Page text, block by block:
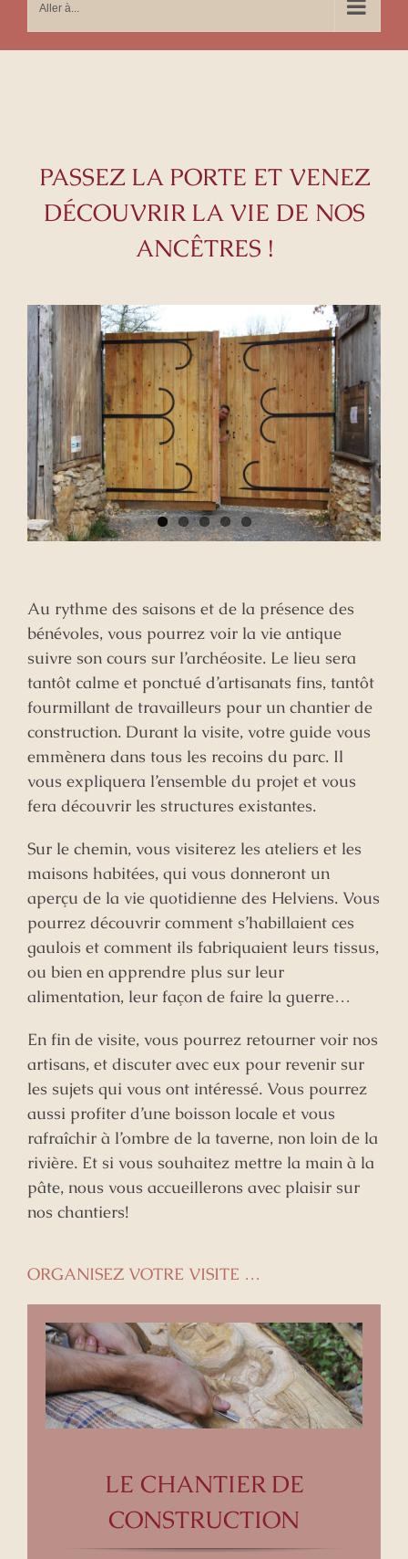
Aller à...
PASSEZ LA PORTE ET VENEZ
DÉCOUVRIR LA VIE DE NOS
ANCÊTRES !
Au rythme des saisons et de la présence des
bénévoles, vous pourrez voir la vie antique
suivre son cours sur l’archéosite. Le lieu sera
tantôt calme et ponctué d’artisanats fins, tantôt
fourmillant de travailleurs pour un chantier de
construction. Durant la visite, votre guide vous
emmènera dans tous les recoins du parc. Il
vous expliquera l’ensemble du projet et vous
fera découvrir les structures existantes.
Sur le chemin, vous visiterez les ateliers et les
maisons habitées, qui vous donneront un
aperçu de la vie quotidienne des Helviens. Vous
pourrez découvrir comment s’habillaient ces
gaulois et comment ils fabriquaient leurs tissus,
ou bien en apprendre plus sur leur
alimentation, leur façon de faire la guerre…
En fin de visite, vous pourrez retourner voir nos
artisans, et discuter avec eux pour revenir sur
les sujets qui vous ont intéressé. Vous pourrez
aussi profiter d’une boisson locale et vous
rafraîchir à l’ombre de la taverne, non loin de la
rivière. Et si vous souhaitez mettre la main à la
pâte, nous vous accueillerons avec plaisir sur
nos chantiers!
ORGANISEZ VOTRE VISITE …
LE CHANTIER DE
CONSTRUCTION